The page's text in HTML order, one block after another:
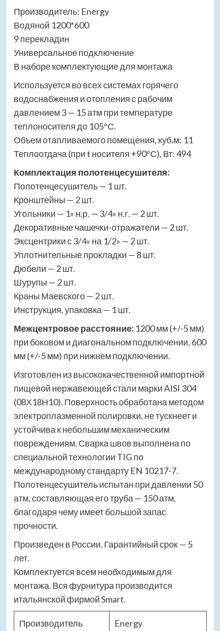
Производитель: Energy
Водяной 1200*600
9 перекладин
Универсальное подключение
В наборе комплектующие для монтажа
Используется во всех системах горячего
водоснабжения и отопления с рабочим
давлением 3 — 15 атм при температуре
теплоносителя до 105°С.
Объем отапливаемого помещения, куб.м: 11
Теплоотдача (при t носителя +90°С), Вт: 494
Комплектация полотенцесушителя:
Полотенцесушитель — 1 шт.
Кронштейны — 2 шт.
Угольники — 1» н.р. — 3/4» н.г. — 2 шт.
Декоративные чашечки-отражатели — 2 шт.
Эксцентрики с 3/4» на 1/2» — 2 шт.
Уплотнительные прокладки — 8 шт.
Дюбели — 2 шт.
Шурупы — 2 шт.
Краны Маевского — 2 шт.
Инструкция, упаковка — 1 шт.
Межцентровое расстояние:1200 мм (+/-5 мм)
при боковом и диагональном подключении, 600
мм (+/-5 мм) при нижнем подключении.
Изготовлен из высококачественной импортной
пищевой нержавеющей стали марки AISI 304
(08Х18Н10). Поверхность обработана методом
электроплазменной полировки, не тускнеет и
устойчива к небольшим механическим
повреждениям. Сварка швов выполнена по
специальной технологии TIG по
международному стандарту EN 10217-7.
Полотенцесушитель испытан при давлении 50
атм, составляющая его труба — 150 атм,
благодаря чему имеет большой запас
прочности.
Произведен в России. Гарантийный срок — 5
лет.
Комплектуется всем необходимым для
монтажа. Вся фурнитура производится
итальянской фирмой Smart.
Производитель Energy